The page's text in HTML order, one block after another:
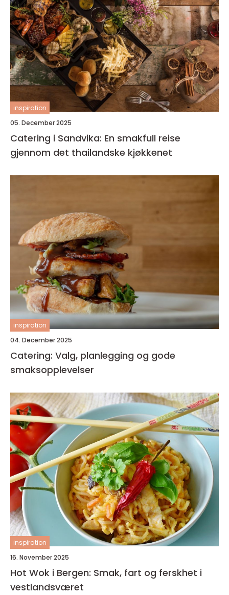
inspiration
05. December 2025
Catering i Sandvika: En smakfull reise
gjennom det thailandske kjøkkenet
inspiration
04. December 2025
Catering: Valg, planlegging og gode
smaksopplevelser
inspiration
16. November 2025
Hot Wok i Bergen: Smak, fart og ferskhet i
vestlandsværet